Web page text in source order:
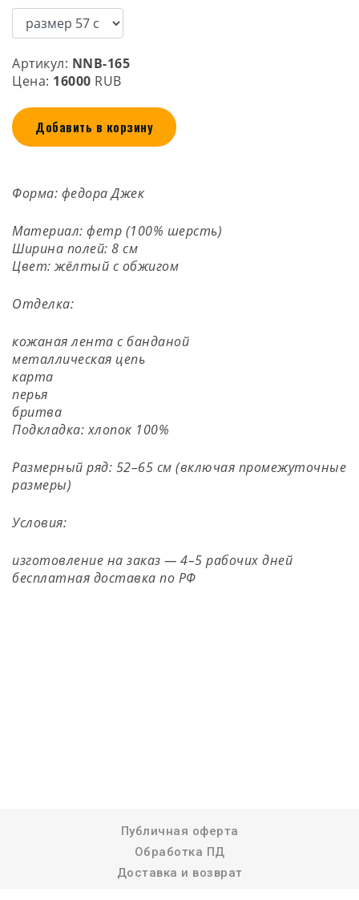
Артикул: NNB-165
Цена: 16000 RUB
Добавить в корзину
Форма: федора Джек
Материал: фетр (100% шерсть)
Ширина полей: 8 см
Цвет: жёлтый с обжигом
Отделка:
кожаная лента с банданой
металлическая цепь
карта
перья
бритва
Подкладка: хлопок 100%
Размерный ряд: 52–65 см (включая промежуточные
размеры)
Условия:
изготовление на заказ — 4–5 рабочих дней
бесплатная доставка по РФ
Публичная оферта
Обработка ПД
Доставка и возврат